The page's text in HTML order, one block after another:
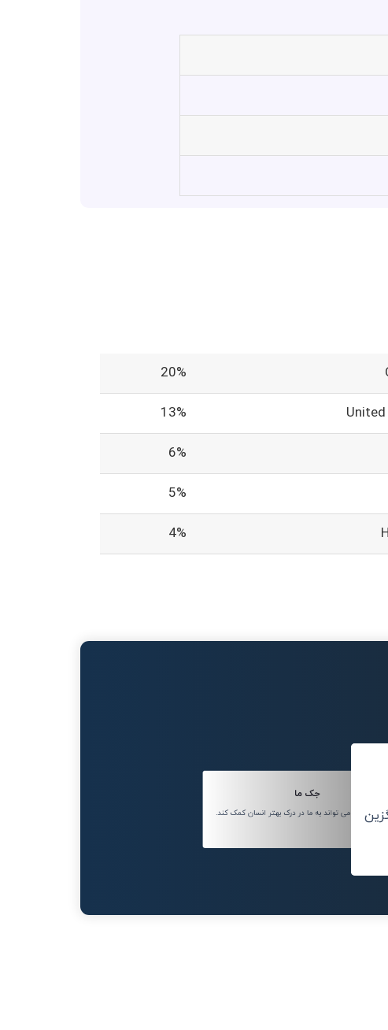
20%
13%
6%
5%
4%
جک ما
مصنوعی می تواند به ما در درک بهتر انسان کمک کند.